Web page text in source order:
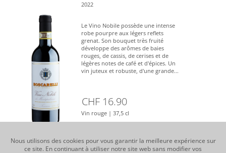
Nous utilisons des cookies pour vous garantir la meilleure expérience sur
ce site. En continuant à utiliser notre site web sans modifier vos
2022
Le Vino Nobile possède une intense
robe pourpre aux légers reflets
grenat. Son bouquet très fruité
développe des arômes de baies
rouges, de cassis, de cerises et de
légères notes de café et d'épices. Un
vin juteux et robuste, d'une grande...
CHF 16.90
Vin rouge | 37,5 cl